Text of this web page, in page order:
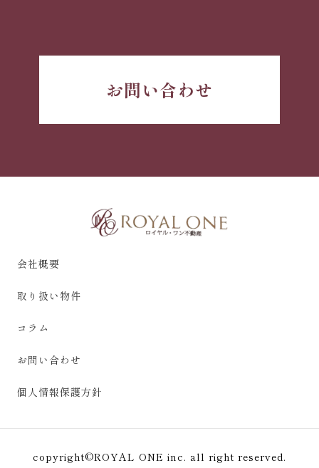
お問い合わせ
会社概要
取り扱い物件
コラム
お問い合わせ
個人情報保護方針
copyright©ROYAL ONE inc. all right reserved.